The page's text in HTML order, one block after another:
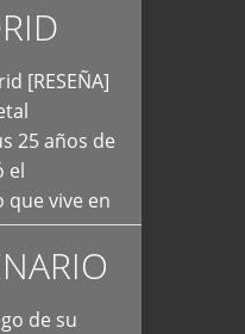
[RESEÑA]
25 años de
el
vive en
de su